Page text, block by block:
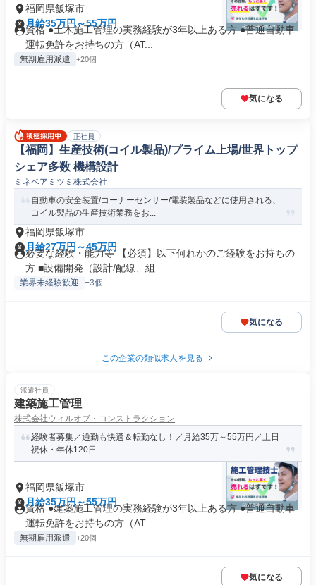
福岡県飯塚市
月給35万円～55万円
資格 ●土木施工管理の実務経験が3年以上ある方 ●普通自動車
運転免許をお持ちの方（AT...
無期雇用派遣 +20個
気になる
正社員
【福岡】生産技術(コイル製品)/プライム上場/世界トップ
シェア多数 機構設計
ミネベアミツミ株式会社
自動車の安全装置/コーナーセンサー/電装製品などに使用される、
コイル製品の生産技術業務をお...
福岡県飯塚市
月給27万円～45万円
必要な経験・能力等 【必須】以下何れかのご経験をお持ちの
方 ■設備開発（設計/配線、組...
業界未経験歓迎 +3個
気になる
この企業の類似求人を見る
派遣社員
建築施工管理
株式会社ウィルオブ・コンストラクション
経験者募集／通勤も快適＆転勤なし！／月給35万～55万円／土日
祝休・年休120日
福岡県飯塚市
月給35万円～55万円
資格 ●建築施工管理の実務経験が3年以上ある方 ●普通自動車
運転免許をお持ちの方（AT...
無期雇用派遣 +20個
気になる